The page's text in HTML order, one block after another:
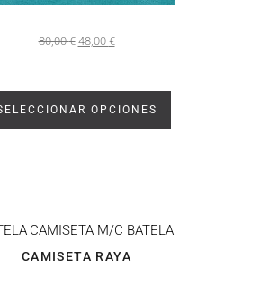
80,00€ 48,00 €
OPCIONES
CAMISETA M/C BATELA
CAMISETA RAYA